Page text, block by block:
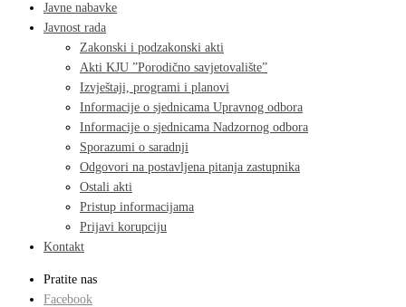
Javne nabavke
Javnost rada
Zakonski i podzakonski akti
Akti KJU ”Porodično savjetovalište”
Izvještaji, programi i planovi
Informacije o sjednicama Upravnog odbora
Informacije o sjednicama Nadzornog odbora
Sporazumi o saradnji
Odgovori na postavljena pitanja zastupnika
Ostali akti
Pristup informacijama
Prijavi korupciju
Kontakt
Pratite nas
Facebook